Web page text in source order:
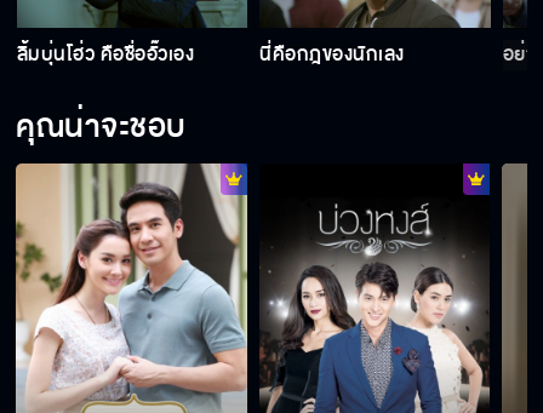
ลิ้มบุ่นโฮ่ว คือชื่ออั๊วเอง นี่คือกฎของนักเลง อย่า
คุณน่าจะชอบ